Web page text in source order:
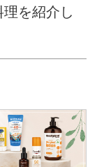
を紹介し